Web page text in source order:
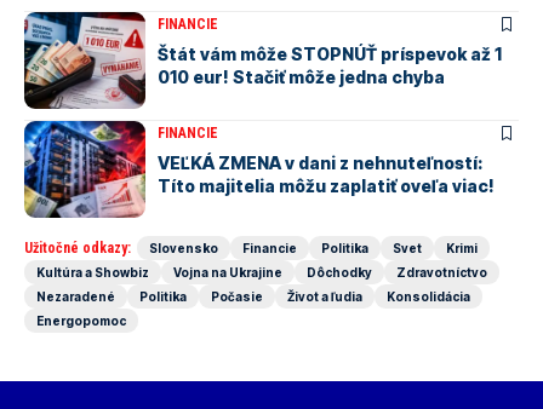
FINANCIE
Štát vám môže STOPNÚŤ príspevok až 1
010 eur! Stačiť môže jedna chyba
FINANCIE
VEĽKÁ ZMENA v dani z nehnuteľností:
Títo majitelia môžu zaplatiť oveľa viac!
Užitočné odkazy: Slovensko Financie Politika Svet
Krimi
Kultúra a Showbiz
Vojna na Ukrajine Dôchodky
Zdravotníctvo
Nezaradené
Politika Počasie Život a ľudia
Konsolidácia
Energopomoc